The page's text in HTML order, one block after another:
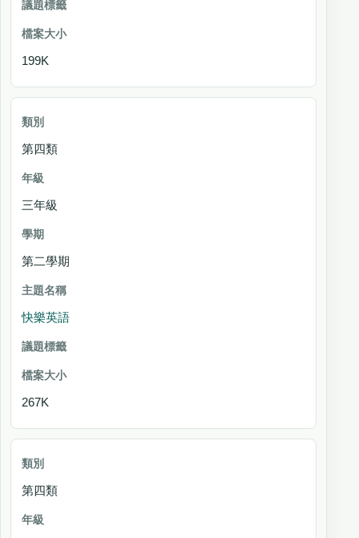
199K
第四類
三年級
第二學期
快樂英語
267K
第四類